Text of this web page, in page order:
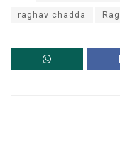
raghav chadda